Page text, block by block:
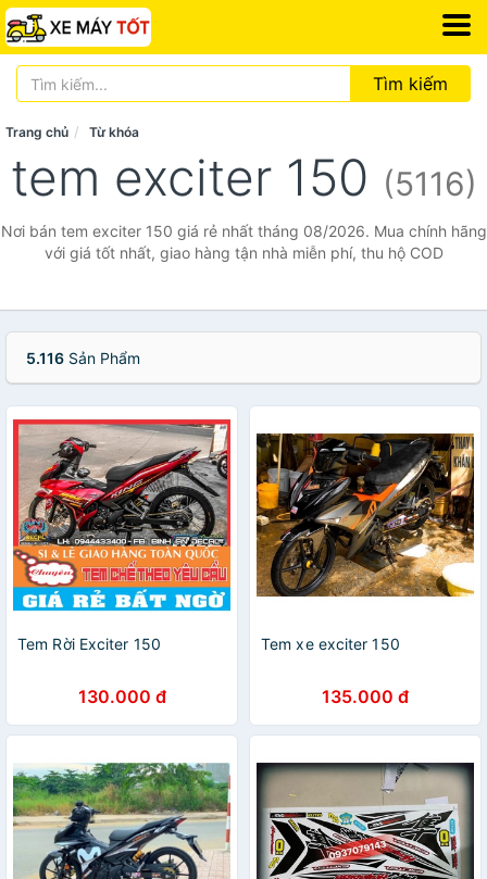
Tìm kiếm
Trang chủ Từ khóa
tem exciter 150 (5116)
Nơi bán tem exciter 150 giá rẻ nhất tháng 08/2026. Mua chính hãng
với giá tốt nhất, giao hàng tận nhà miễn phí, thu hộ COD
5.116 Sản Phẩm
Tem Rời Exciter 150
130.000 đ
Tem xe exciter 150
135.000 đ